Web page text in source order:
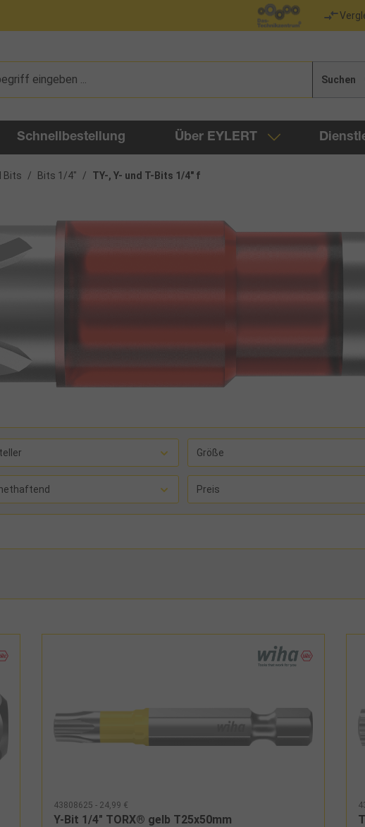
Suchen
Schnellbestellung Über EYLERT
Bits / Bits 1/4" / TY-, Y- und T-Bits 1/4" f
Größe
Preis
43808625 - 24,99 €
Y-Bit 1/4" TORX® gelb T25x50mm